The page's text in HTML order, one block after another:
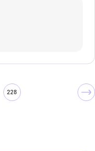
228